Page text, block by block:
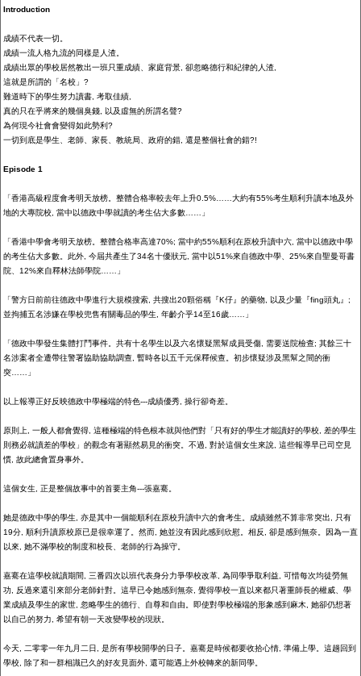
Introduction
成績不代表一切。
成績一流人格九流的同樣是人渣。
成績出眾的學校居然教出一班只重成績、家庭背景 卻忽略德行和紀律的人渣
這就是所謂的「名校」 ?
難道時下的學生努力讀書 考取佳績
真的只在乎將來的幾個臭錢
以及虛無的所謂名聲?
為何現今社會會變得如此勢利?
一切到底是學生、老師、家長、教統局、政府的錯 還是整個社會的錯?!
Episode 1
「香港高級程度會考明天放榜。整體合格率較去年上升0.5% ……大約有55%考生順利升讀本地及外
地的大專院校 當中以德政中學就讀的考生佔大多數……」
「香港中學會考明天放榜。整體合格率高達70%; 當中約55%順利在原校升讀中六 當中以德政中學
的考生佔大多數。此外 今屆共產生了34名十優狀元 當中以51%來自德政中學、 25%來自聖曼哥書
院、 12%來自釋林法師學院……」
「警方日前前往德政中學進行大規模搜索 共搜出20顆俗稱『K仔』的藥物 以及少量『fing頭丸』 ;
並拘捕五名涉嫌在學校兜售有關毒品的學生
年齡介乎14至16歲……」
「德政中學發生集體打鬥事件。共有十名學生以及六名懷疑黑幫成員受傷 需要送院檢查; 其餘三十
名涉案者全遭帶往警署協助協助調查 暫時各以五千元保釋候查。初步懷疑涉及黑幫之間的衝
突……」
以上報導正好反映德政中學極端的特色---成績優秀 操行卻奇差。
原則上 一般人都會覺得 這種極端的特色根本就與他們對「只有好的學生才能讀好的學校 差的學生
則務必就讀差的學校」的觀念有著顯然易見的衝突。不過
對於這個女生來說
這些報導早已司空見
慣 故此總會置身事外。
這個女生 正是整個故事中的首要主角---張嘉騫。
她是德政中學的學生 亦是其中一個能順利在原校升讀中六的會考生。成績雖然不算非常突出
只有
19分 順利升讀原校原已是很幸運了。然而 她並沒有因此感到欣慰。相反
卻是感到無奈。因為一直
以來 她不滿學校的制度和校長、老師的行為操守。
嘉騫在這學校就讀期間 三番四次以班代表身分力爭學校改革 為同學爭取利益
可惜每次均徒勞無
功
反過來還引來部分老師針對。這早已令她感到無奈 覺得學校一直以來都只著重師長的權威、學
業成績及學生的家世
忽略學生的德行、自尊和自由。即使對學校極端的形象感到麻木 她卻仍想著
以自己的努力
希望有朝一天改變學校的現狀。
今天 二零零一年九月二日 是所有學校開學的日子。嘉騫是時候都要收拾心情 準備上學。這趟回到
學校 除了和一群相識已久的好友見面外 還可能遇上外校轉來的新同學。